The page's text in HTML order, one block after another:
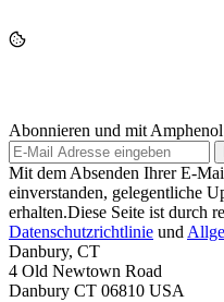
Abonnieren und mit
Mit dem Absenden Ihrer E-
einverstanden, gelegentliche
erhalten.Diese Seite ist durch
Datenschutzrichtlinie und
Danbury, CT
4 Old Newtown Road
Danbury CT 06810 USA